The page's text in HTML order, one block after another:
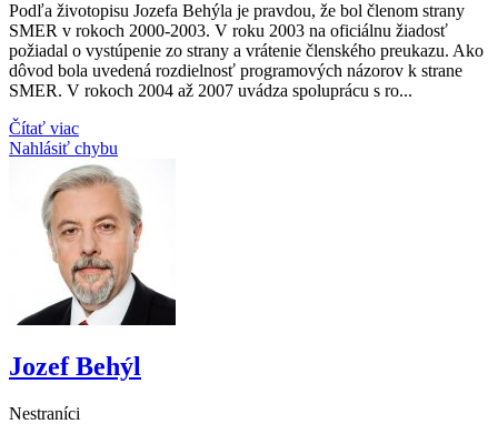
Podľa životopisu Jozefa Behýla je pravdou, že bol členom strany
SMER v rokoch 2000-2003. V roku 2003 na oficiálnu žiadosť
požiadal o vystúpenie zo strany a vrátenie členského preukazu. Ako
dôvod bola uvedená rozdielnosť programových názorov k strane
SMER. V rokoch 2004 až 2007 uvádza spoluprácu s ro...
Čítať viac
Nahlásiť chybu
Jozef Behýl
Nestraníci